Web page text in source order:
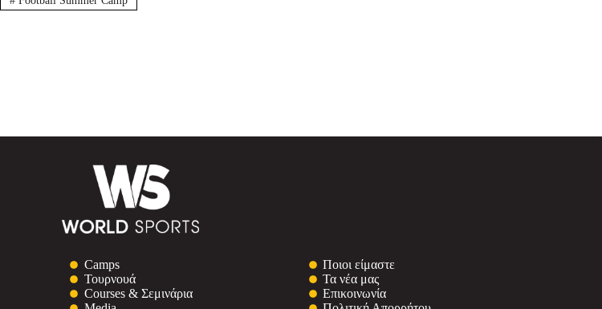
Camps
Τουρνουά
Courses & Σεμινάρια
Ποιοι είμαστε
Τα νέα μας
Επικοινωνία